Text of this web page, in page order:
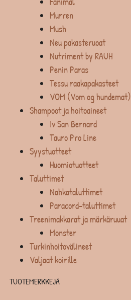
Murren
Mush
Neu pakasteruoat
Nutriment by RAUH
Penin Paras
Tessu raakapakasteet
VOM (Vom og hundemat)
Shampoot ja hoitoaineet
Iv San Bernard
Tauro Pro Line
Syystuotteet
Huomiotuotteet
Taluttimet
Nahkataluttimet
Paracord-taluttimet
Treenimakkarat ja märkäruuat
Monster
Turkinhoitovälineet
Valjaat koirille
TUOTEMERKKEJÄ